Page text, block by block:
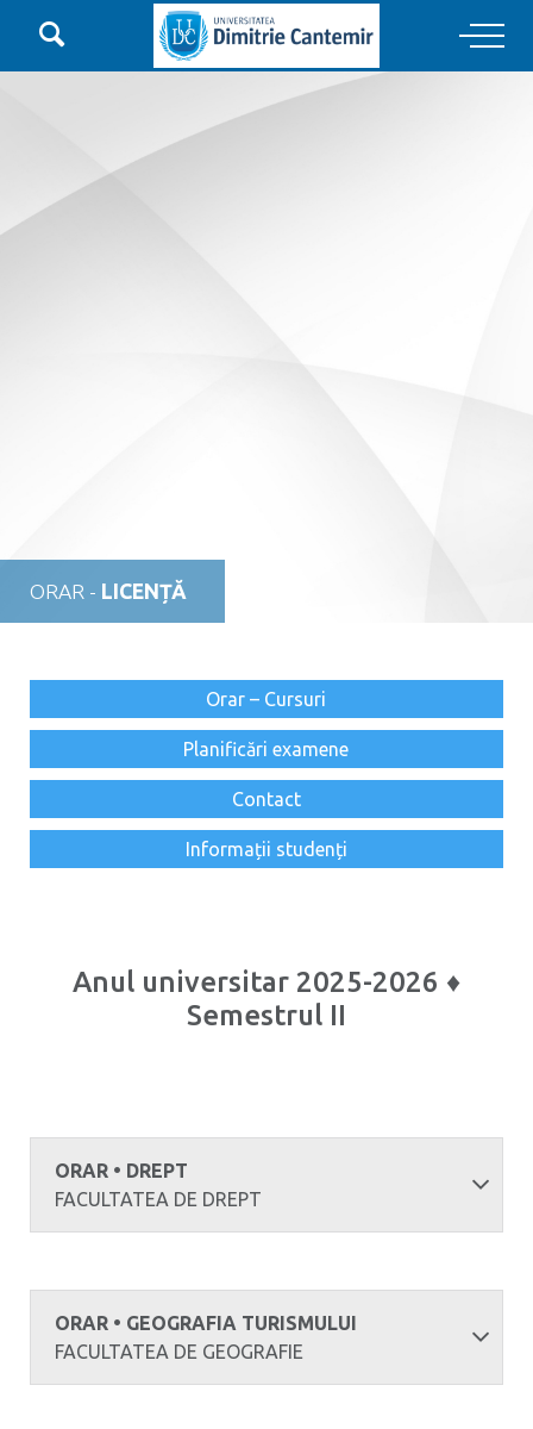

Main Navigation
ORAR - LICENȚĂ
Orar – Cursuri
Planificări examene
Contact
Informații studenți
Anul universitar 2025-2026 ♦
Semestrul II
ORAR • DREPT
FACULTATEA DE DREPT
ORAR • GEOGRAFIA TURISMULUI
FACULTATEA DE GEOGRAFIE